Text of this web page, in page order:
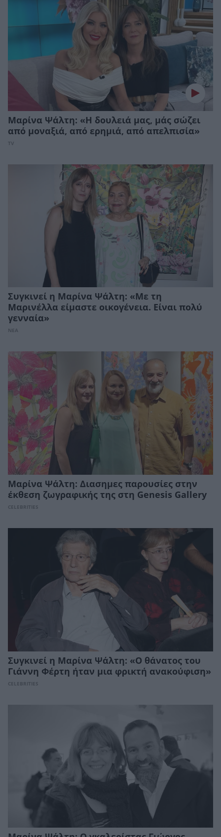
Μαρίνα Ψάλτη: «Η δουλειά μας, μάς σώζει
από μοναξιά, από ερημιά, από απελπισία»
TV
Συγκινεί η Μαρίνα Ψάλτη: «Με τη
Μαρινέλλα είμαστε οικογένεια. Είναι πολύ
γενναία»
ΝΕΑ
Μαρίνα Ψάλτη: Διασημες παρουσίες στην
έκθεση ζωγραφικής της στη Genesis Gallery
CELEBRITIES
Συγκινεί η Μαρίνα Ψάλτη: «Ο θάνατος του
Γιάννη Φέρτη ήταν μια φρικτή ανακούφιση»
CELEBRITIES